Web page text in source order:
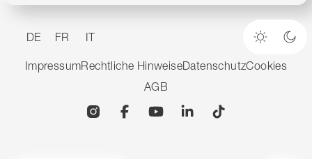
DE FR IT
Heller
ImpressumRechtliche HinweiseDatenschutzCookies
AGB
InstagramFacebookYouTubeLinkedin